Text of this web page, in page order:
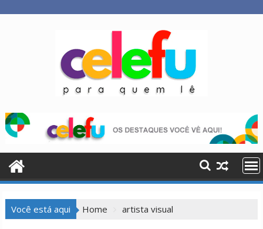
Você está aqui Home artista visual